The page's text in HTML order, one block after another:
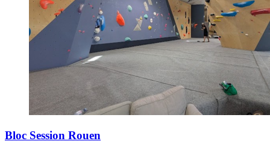
Bloc Session Rouen